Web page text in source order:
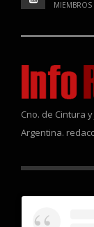
MIEMBROS
Cno. de Cintura
Argentina.